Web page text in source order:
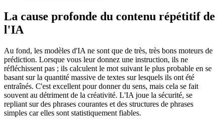
La cause profonde du contenu répétitif de
l'IA
Au fond, les modèles d'IA ne sont que de très, très bons moteurs de
prédiction. Lorsque vous leur donnez une instruction, ils ne
réfléchissent pas ; ils calculent le mot suivant le plus probable en se
basant sur la quantité massive de textes sur lesquels ils ont été
entraînés. C'est excellent pour donner du sens, mais cela se fait
souvent au détriment de la créativité. L'IA joue la sécurité, se
repliant sur des phrases courantes et des structures de phrases
simples car elles sont statistiquement fiables.